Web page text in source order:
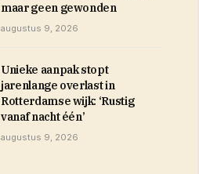
maar geen gewonden
augustus 9, 2026
Unieke aanpak stopt
jarenlange overlast in
Rotterdamse wijk: ‘Rustig
vanaf nacht één’
augustus 9, 2026